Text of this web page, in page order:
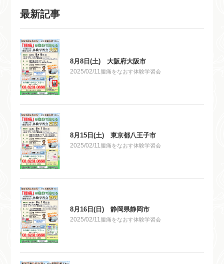
最新記事
8月8日(土) 大阪府大阪市
2025/02/11 腰痛をなおす体験学習会
8月15日(土) 東京都八王子市
2025/02/11 腰痛をなおす体験学習会
8月16日(日) 静岡県静岡市
2025/02/11 腰痛をなおす体験学習会